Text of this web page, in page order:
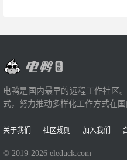
电鸭是国内最早的远程工作社区
式，努力推动多样化工作方式在国
关于我们 社区规则 加入我们
© 2019-2026 eleduck.com